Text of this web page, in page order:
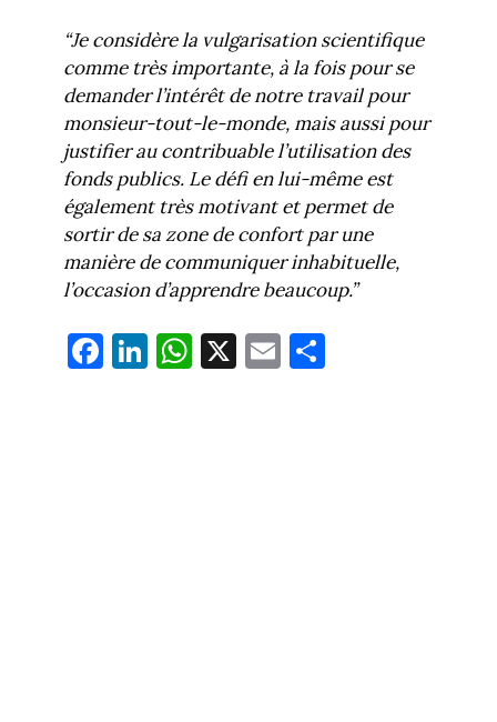
“Je considère la vulgarisation scientifique
comme très importante, à la fois pour se
demander l’intérêt de notre travail pour
monsieur-tout-le-monde, mais aussi pour
justifier au contribuable l’utilisation des
fonds publics. Le défi en lui-même est
également très motivant et permet de
sortir de sa zone de confort par une
manière de communiquer inhabituelle,
l’occasion d’apprendre beaucoup.”
Fa
ce
Li
nk
W
ha
X E
m
Pa